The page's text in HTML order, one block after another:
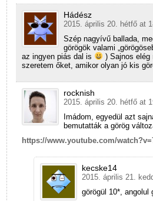
Hádész
2015. április 20. hétfő at
Szép nagyívű ballada,
görögök valami
az ingyen piás dal is
) Sajnos elég
szeretem őket, amikor olyan jó kis
rocknish
2015. április 20. hétfő at
Imádom, egyedül azt
bemutatták a görög
https://www.youtube.com/
kecske14
2015. április 21.
görögül 10*, angolul